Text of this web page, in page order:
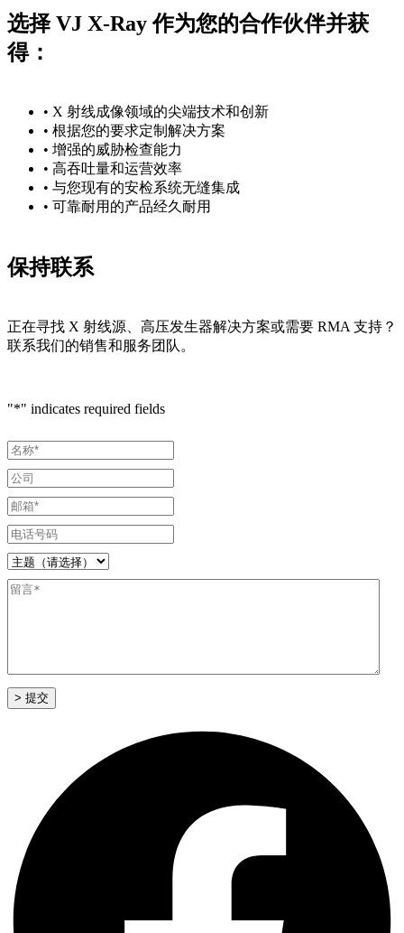
选择 VJ X-Ray 作为您的合作伙伴并获
得：
• X 射线成像领域的尖端技术和创新
• 根据您的要求定制解决方案
• 增强的威胁检查能力
• 高吞吐量和运营效率
• 与您现有的安检系统无缝集成
• 可靠耐用的产品经久耐用
保持联系
正在寻找 X 射线源、高压发生器解决方案或需要 RMA 支持？
联系我们的销售和服务团队。
"*" indicates required fields